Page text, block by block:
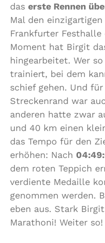
das erste Rennen
Mal den
Frankfurter Festhalle
Moment hat Birgit
hingearbeitet. Wer
trainiert, bei dem
schief gehen. Und
Streckenrand war
anderen hatte zwar
und 40 km einen
das Tempo für den
erhöhen: Nach
dem roten Teppich
verdiente Medaille
genommen werden.
eben aus. Stark
Marathoni! Weiter so!